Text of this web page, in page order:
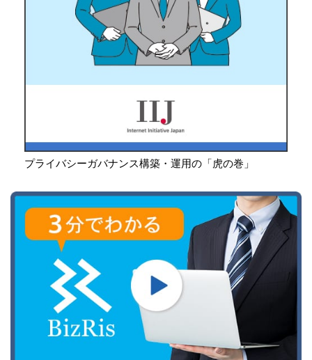
プライバシーガバナンス構築・運用の「虎の巻」